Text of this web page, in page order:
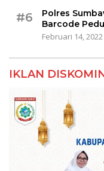
#6
Polres
Barcode
Februari 14, 2022
IKLAN